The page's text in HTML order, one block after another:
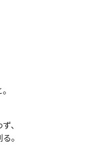
、
。